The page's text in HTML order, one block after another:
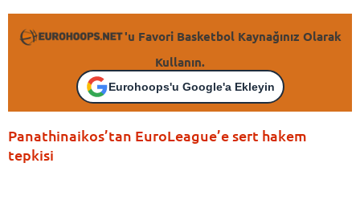
'u Favori Basketbol Kaynağınız Olarak
Kullanın.
Eurohoops'u Google'a Ekleyin
Panathinaikos’tan EuroLeague’e sert hakem
tepkisi